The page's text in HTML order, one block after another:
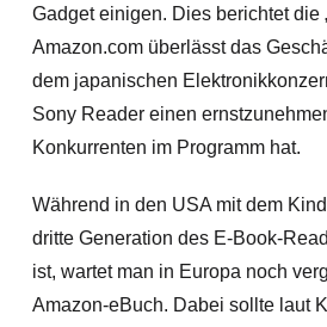
Gadget einigen. Dies berichtet die
Amazon.com überlässt das
dem japanischen
Sony Reader einen
Konkurrenten im Programm hat.
Während in den USA mit dem
dritte Generation des E-Book-
ist, wartet man in Europa noch
Amazon-eBuch. Dabei sollte laut